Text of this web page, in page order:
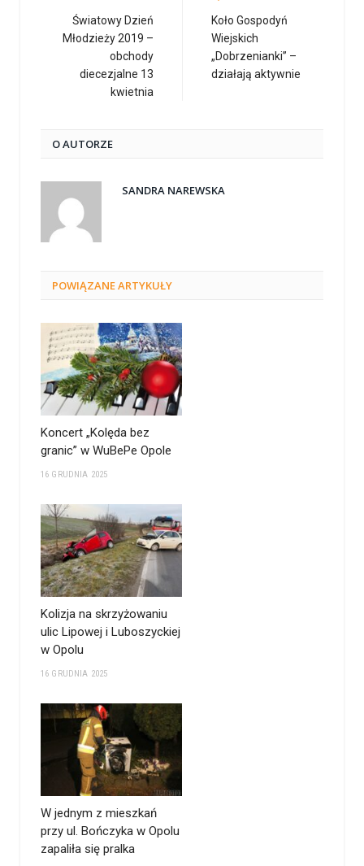
Światowy Dzień
Młodzieży 2019 –
obchody
diecezjalne 13
kwietnia
Koło Gospodyń
Wiejskich
„Dobrzenianki” –
działają aktywnie
O AUTORZE
SANDRA NAREWSKA
POWIĄZANEARTYKUŁY
Koncert „Kolęda bez
granic” w WuBePe Opole
16 GRUDNIA 2025
Kolizja na skrzyżowaniu
ulic Lipowej i Luboszyckiej
w Opolu
16 GRUDNIA 2025
W jednym z mieszkań
przy ul. Bończyka w Opolu
zapaliła się pralka